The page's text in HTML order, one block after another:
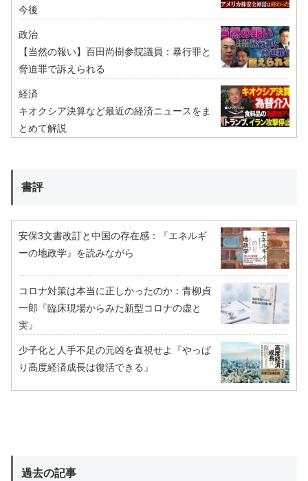
今後
政治
【当然の報い】百田尚樹参院議員：暴行罪と
脅迫罪で訴えられる
経済
キオクシア決算など最近の経済ニュースをま
とめて解説
書評
安保3文書改訂と中国の存在感：『エネルギ
ーの地政学』を読みながら
コロナ対策は本当に正しかったのか：青柳貞
一郎『臨床現場からみた新型コロナの虚と
実』
少子化と人手不足の元凶を直視せよ『やっぱ
り高度経済成長は復活できる』
過去の記事